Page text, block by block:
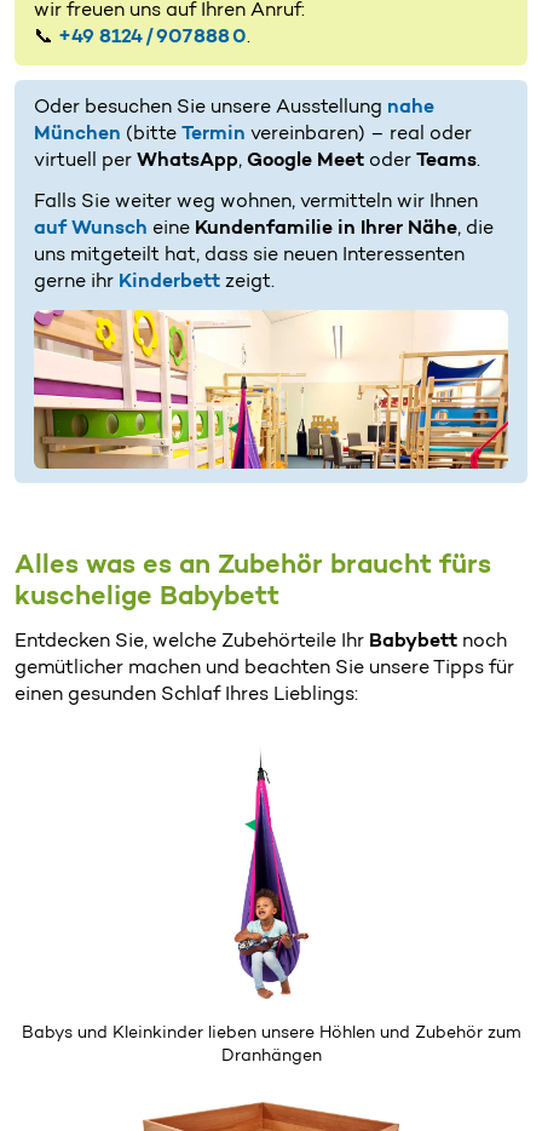
wir freuen uns auf Ihren Anruf:
📞 +49 8124 / 907 888 0.
Oder besuchen Sie unsere Ausstellung nahe
München (bitte Termin vereinbaren) – real oder
virtuell per WhatsApp, Google Meetoder Teams.
Falls Sie weiter weg wohnen, vermitteln wir Ihnen
auf Wunsch eine Kundenfamilie in Ihrer Nähe, die
uns mitgeteilt hat, dass sie neuen Interessenten
gerne ihr Kinderbettzeigt.
Alles was es an Zubehör braucht fürs
kuschelige Babybett
Entdecken Sie, welche Zubehörteile Ihr Babybettnoch
gemütlicher machen und beachten Sie unsere Tipps für
einen gesunden Schlaf Ihres Lieblings:
Babys und Kleinkinder lieben unsere Höhlen und Zubehör zum
Dranhängen